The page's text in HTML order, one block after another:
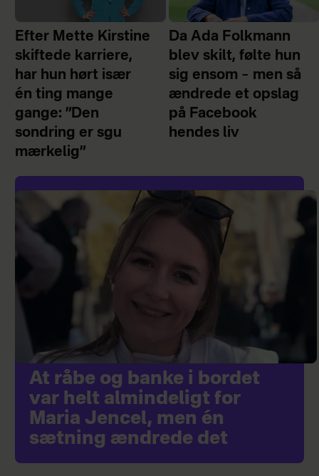
Efter Mette Kirstine
skiftede karriere,
har hun hørt især
én ting mange
gange: ”Den
sondring er sgu
mærkelig”
Da Ada Folkmann
blev skilt, følte hun
sig ensom – men så
ændrede et opslag
på Facebook
hendes liv
At råbe og banke i bordet
var helt almindeligt for
Maria Jencel, men én
sætning ændrede det